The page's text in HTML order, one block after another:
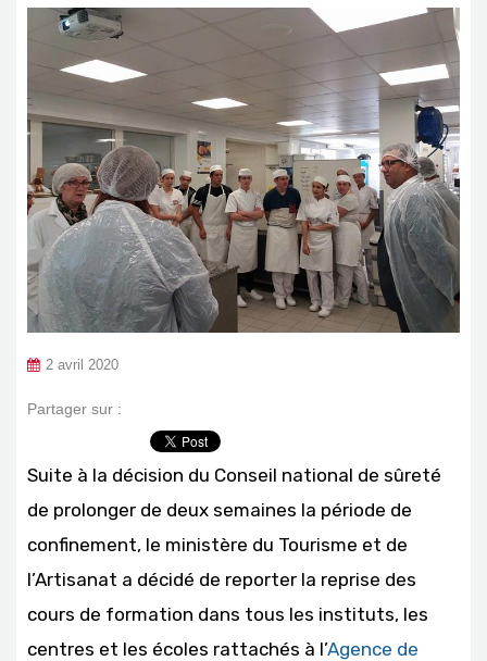
2 avril 2020
Partager sur :
Suite à la décision du Conseil national de sûreté
de prolonger de deux semaines la période de
confinement, le ministère du Tourisme et de
l’Artisanat a décidé de reporter la reprise des
cours de formation dans tous les instituts, les
centres et les écoles rattachés à l’Agence de